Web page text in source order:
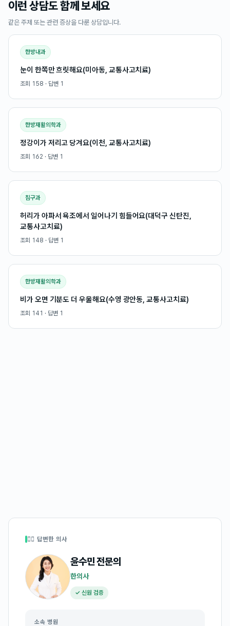
이런 상담도 함께 보세요
같은 주제 또는 관련 증상을 다룬 상담입니다.
한방내과
눈이 한쪽만 흐릿해요(미아동, 교통사고치료)
조회 158 · 답변 1
한방재활의학과
정강이가 저리고 당겨요(이천, 교통사고치료)
조회 162 · 답변 1
침구과
허리가 아파서 욕조에서 일어나기 힘들어요(대덕구 신탄진,
교통사고치료)
조회 148 · 답변 1
한방재활의학과
비가 오면 기분도 더 우울해요(수영 광안동, 교통사고치료)
조회 141 · 답변 1
👩‍⚕️ 답변한 의사
윤수민전문의
한의사
✓ 신원 검증
소속 병원